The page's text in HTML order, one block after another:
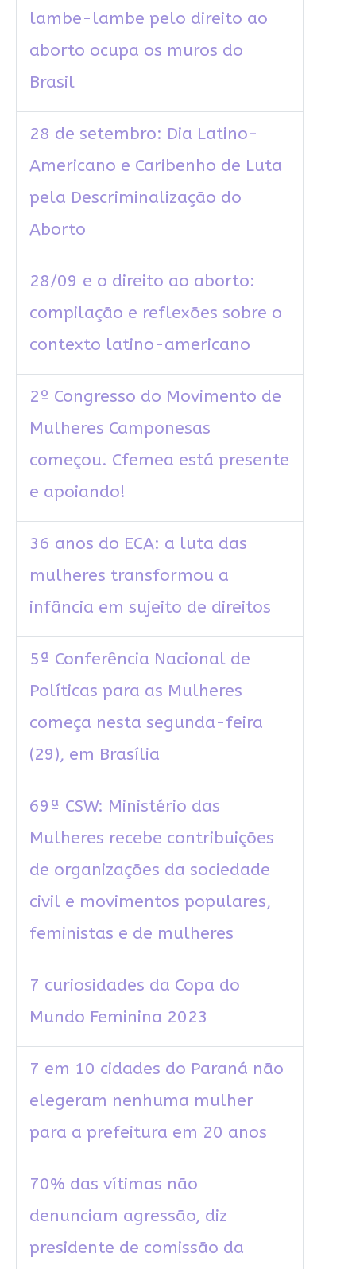
lambe-lambe pelo direito ao
aborto ocupa os muros do
Brasil
28 de setembro: Dia Latino-
Americano e Caribenho de Luta
pela Descriminalização do
Aborto
28/09 e o direito ao aborto:
compilação e reflexões sobre o
contexto latino-americano
2º Congresso do Movimento de
Mulheres Camponesas
começou. Cfemea está presente
e apoiando!
36 anos do ECA: a luta das
mulheres transformou a
infância em sujeito de direitos
5ª Conferência Nacional de
Políticas para as Mulheres
começa nesta segunda-feira
(29), em Brasília
69ª CSW: Ministério das
Mulheres recebe contribuições
de organizações da sociedade
civil e movimentos populares,
feministas e de mulheres
7 curiosidades da Copa do
Mundo Feminina 2023
7 em 10 cidades do Paraná não
elegeram nenhuma mulher
para a prefeitura em 20 anos
70% das vítimas não
denunciam agressão, diz
presidente de comissão da